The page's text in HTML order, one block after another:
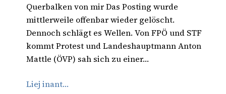
Querbalken von mir Das Posting wurde
mittlerweile offenbar wieder gelöscht.
Dennoch schlägt es Wellen. Von FPÖ und STF
kommt Protest und Landeshauptmann Anton
Mattle (ÖVP) sah sich zu einer…
Liej inant…